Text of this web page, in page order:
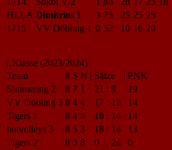
HLLA Dimitrios 1 3 75 25 25 25
1715
VV Döbling 1 0 52 16 16 20
1.Klasse (2023/2024)
Team
# S N | Sätze | PNK
Simmering 2
8 7 1 21 : 9
19
VV Döbling 3 8 4 4 17 : 13
14
Tigers 1
8 4 4 18 : 14
14
hotvolleys 3
8 5 3 18 : 14
13
Tigers 2
8 0 8 0 : 24 0